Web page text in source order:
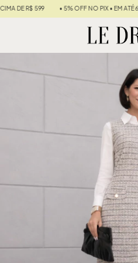
• 5% OFF NO PIX • EM ATÉ 6X SEM JUROS •